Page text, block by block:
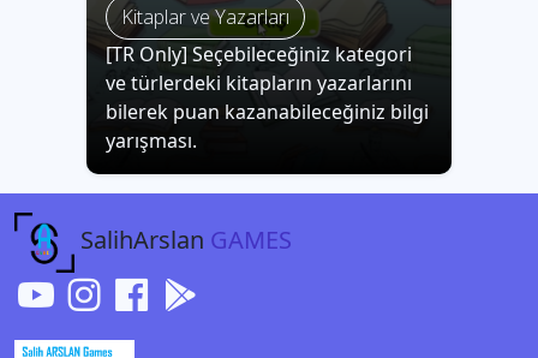
Kitaplar ve Yazarları
[TR Only] Seçebileceğiniz kategori
ve türlerdeki kitapların yazarlarını
bilerek puan kazanabileceğiniz bilgi
yarışması.
SalihArslan GAMES